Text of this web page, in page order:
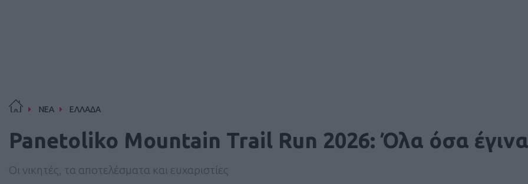
ΝΕΑ ΕΛΛΑΔΑ
Panetoliko Mountain Trail Run 2026: Όλα όσα
Οι νικητές, τα αποτελέσματα και ευχαριστίες